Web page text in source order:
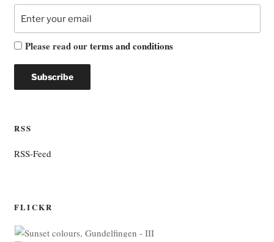
Please read ourterms and conditions
RSS
RSS-Feed
FLICKR